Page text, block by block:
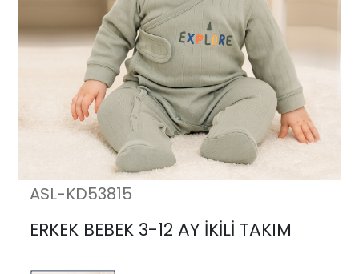
ASL-KD53815
ERKEK BEBEK 3-12 AY İKİLİ TAKIM